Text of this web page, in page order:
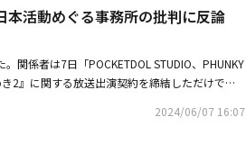
ている。それにもかかわらず、ユ・ジュンウォ
し、契約履行を拒否してきたという。PHUNKY
慮を込めて提案したが、活動期間に対する立場
気持ちが大きかった」と伝えた。続けて「当時
資料をすべて保有しており、事実関係の確認が
、PHUNKY STUDIOは日本ファンミーティング
は「ユ・ジュンウォン個人だけでなく、
会社に対して、今後このような悪意的な先例が
もなく最後まで厳重な法的審判を受けさせる」
ン、7月の日本ファンミーティングが中止に「予
ユ・ジュンウォンが発表した日本公演の契
していない。交渉過程で合意に至らず、専属契
契約効力停止仮処分申請の結果に触れ「裁判所
ジュンウォンが専属契約を締結していないた
いと判断し、申請を棄却した」と説明した。ま
とや、芸能活動に異議を申し立てることは難し
な一連の行為は、出演契約書の規定に違反する
の制作会社と投資会社へ継続して損害を与える
大限に反映させる」と伝えた。これに先立って
ュンウォンがトータルエンターテインメント企
と密かに日本ファンミーティングを準備して
ジュンウォンは、MBCのオーディション番組
本活動めぐる事務所の批判に反論
関係者は7日「POCKETDOL STUDIO、PHUNKY
2』に関する放送出演契約を締結しただけで、
っただけだ」と伝えた。また「本件は、事件名だ
2024/06/07 16:07